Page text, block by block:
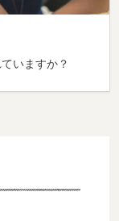
いますか？